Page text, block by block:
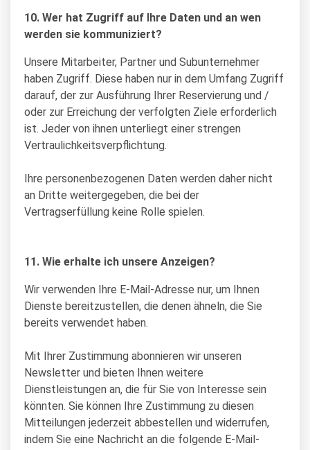
10. Wer hat Zugriff auf Ihre Daten und an wen
werden sie kommuniziert?
Unsere Mitarbeiter, Partner und Subunternehmer
haben Zugriff. Diese haben nur in dem Umfang Zugriff
darauf, der zur Ausführung Ihrer Reservierung und /
oder zur Erreichung der verfolgten Ziele erforderlich
ist. Jeder von ihnen unterliegt einer strengen
Vertraulichkeitsverpflichtung.
Ihre personenbezogenen Daten werden daher nicht
an Dritte weitergegeben, die bei der
Vertragserfüllung keine Rolle spielen.
11. Wie erhalte ich unsere Anzeigen?
Wir verwenden Ihre E-Mail-Adresse nur, um Ihnen
Dienste bereitzustellen, die denen ähneln, die Sie
bereits verwendet haben.
Mit Ihrer Zustimmung abonnieren wir unseren
Newsletter und bieten Ihnen weitere
Dienstleistungen an, die für Sie von Interesse sein
könnten. Sie können Ihre Zustimmung zu diesen
Mitteilungen jederzeit abbestellen und widerrufen,
indem Sie eine Nachricht an die folgende E-Mail-